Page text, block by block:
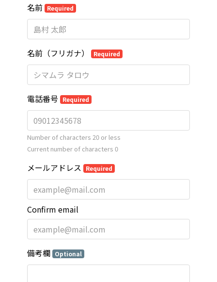
名前 Required
名前（フリガナ） Required
電話番号 Required
Number of characters 20 or less
Current number of characters 0
メールアドレス Required
Confirm email
備考欄 Optional